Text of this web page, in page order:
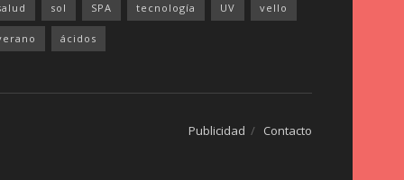
sol SPA tecnología UV vello
ácidos
Publicidad Contacto